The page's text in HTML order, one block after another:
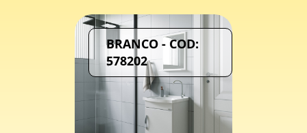
BRANCO - COD:
578202